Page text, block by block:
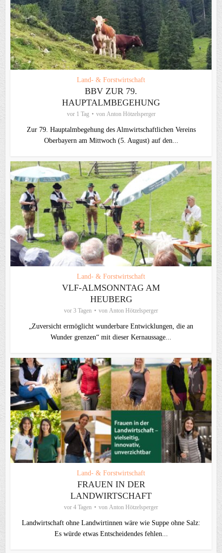
Land- & Forstwirtschaft
BBV ZUR 79.
HAUPTALMBEGEHUNG
vor 1 Tag von Anton Hötzelsperger
Zur 79. Hauptalmbegehung des Almwirtschaftlichen Vereins
Oberbayern am Mittwoch (5. August) auf den...
Land- & Forstwirtschaft
VLF-ALMSONNTAG AM
HEUBERG
vor 3 Tagen von Anton Hötzelsperger
„Zuversicht ermöglicht wunderbare Entwicklungen, die an
Wunder grenzen“ mit dieser Kernaussage...
Land- & Forstwirtschaft
FRAUEN IN DER
LANDWIRTSCHAFT
vor 4 Tagen von Anton Hötzelsperger
Landwirtschaft ohne Landwirtinnen wäre wie Suppe ohne Salz:
Es würde etwas Entscheidendes fehlen...